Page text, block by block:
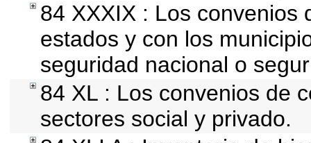
84 XXXIX : Los convenios
estados y con los
seguridad nacional o
84 XL : Los convenios de
sectores social y privado.